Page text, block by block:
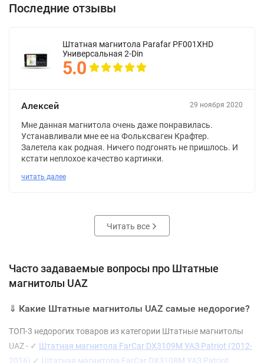
Последние отзывы
Штатная магнитола Parafar PF001XHD
Универсальная 2-Din
5.0
Алексей 29 ноября 2020
Мне данная магнитола очень даже понравилась.
Устанавливали мне ее на Фольксваген Крафтер.
Залетела как родная. Ничего подгонять не пришлось. И
кстати неплохое качество картинки.
читать далее
Читать все
Часто задаваемые вопросы про Штатные
магнитолы UAZ
⇓ Какие Штатные магнитолы UAZ самые недорогие?
ТОП-3 недорогих товаров из категории Штатные магнитолы
UAZ - ✓ Штатная магнитола FarCar DX3109M УАЗ Patriot (2012-
2016) ✓ Штатная магнитола FarCar DX3108M УАЗ Patriot